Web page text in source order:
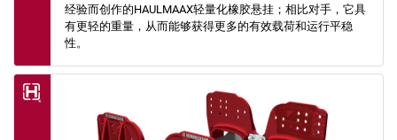
经验而创作的HAULMAAX轻量化橡胶悬挂；相比对手，它具
有更轻的重量，从而能够获得更多的有效载荷和运行平稳
性。